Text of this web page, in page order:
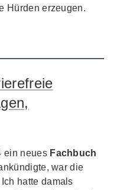
Hürden erzeugen.
ein neues Fachbuch
war die
hatte damals